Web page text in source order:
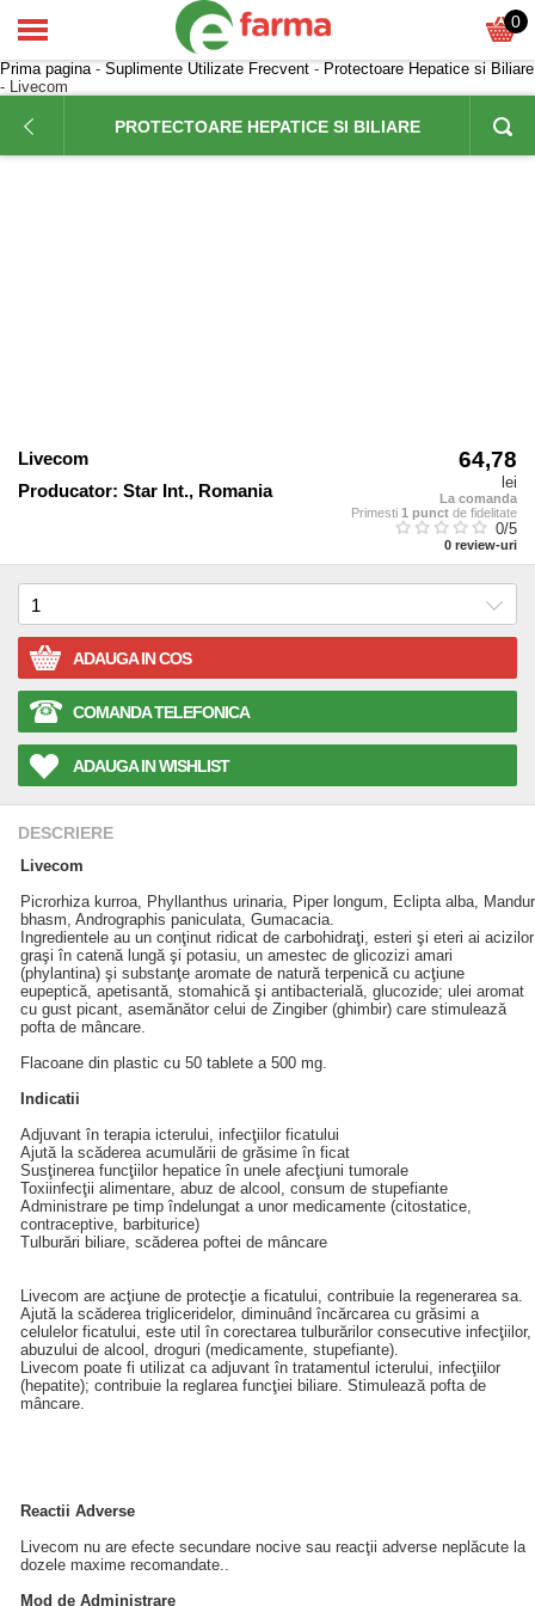
0
Prima pagina- Suplimente Utilizate Frecvent - Protectoare Hepatice si Biliare
- Livecom
PROTECTOARE HEPATICE SI BILIARE
Livecom
Producator: Star Int., Romania
64,78
lei
La comanda
Primesti 1 punct de fidelitate
0/5
0 review-uri
ADAUGA IN COS
COMANDA TELEFONICA
ADAUGA IN WISHLIST
DESCRIERE
Livecom
Picrorhiza kurroa, Phyllanthus urinaria, Piper longum, Eclipta alba, Mandur
bhasm, Andrographis paniculata, Gumacacia.
Ingredientele au un conţinut ridicat de carbohidraţi, esteri şi eteri ai acizilor
graşi în catenă lungă şi potasiu, un amestec de glicozizi amari
(phylantina) şi substanţe aromate de natură terpenică cu acţiune
eupeptică, apetisantă, stomahică şi antibacterială, glucozide; ulei aromat
cu gust picant, asemănător celui de Zingiber (ghimbir) care stimulează
pofta de mâncare.
Flacoane din plastic cu 50 tablete a 500 mg.
Indicatii
Adjuvant în terapia icterului, infecţiilor ficatului
Ajută la scăderea acumulării de grăsime în ficat
Susţinerea funcţiilor hepatice în unele afecţiuni tumorale
Toxiinfecţii alimentare, abuz de alcool, consum de stupefiante
Administrare pe timp îndelungat a unor medicamente (citostatice,
contraceptive, barbiturice)
Tulburări biliare, scăderea poftei de mâncare
Livecom are acţiune de protecţie a ficatului, contribuie la regenerarea sa.
Ajută la scăderea trigliceridelor, diminuând încărcarea cu grăsimi a
celulelor ficatului, este util în corectarea tulburărilor consecutive infecţiilor,
abuzului de alcool, droguri (medicamente, stupefiante).
Livecom poate fi utilizat ca adjuvant în tratamentul icterului, infecţiilor
(hepatite); contribuie la reglarea funcţiei biliare. Stimulează pofta de
mâncare.
Reactii Adverse
Livecom nu are efecte secundare nocive sau reacţii adverse neplăcute la
dozele maxime recomandate..
Mod de Administrare